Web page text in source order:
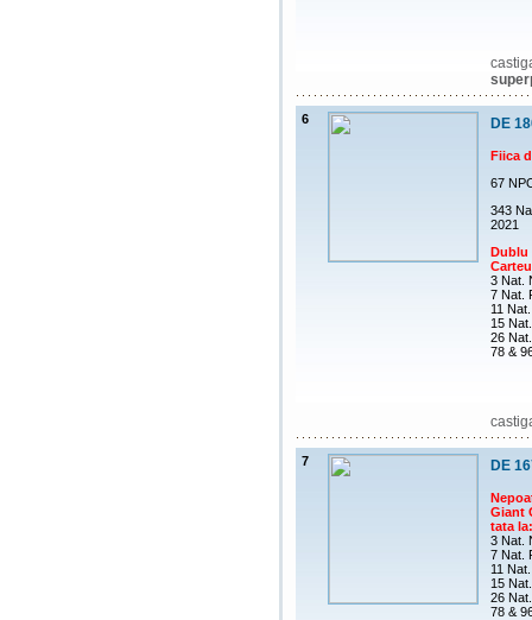
6 DE
Fiica
67
343
2021
Dublu
3 Nat.
7 Nat.
11
15
26
78 &
7 DE
Giant
tata la:
3 Nat.
7 Nat.
11
15
26
78 &